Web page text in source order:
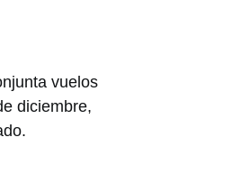
vuelos
diciembre,